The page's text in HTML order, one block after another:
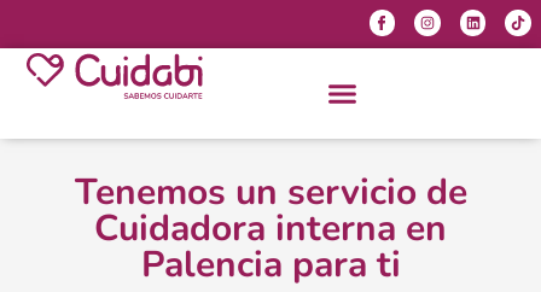
Tenemos un servicio de
Cuidadora interna en
Palencia para ti